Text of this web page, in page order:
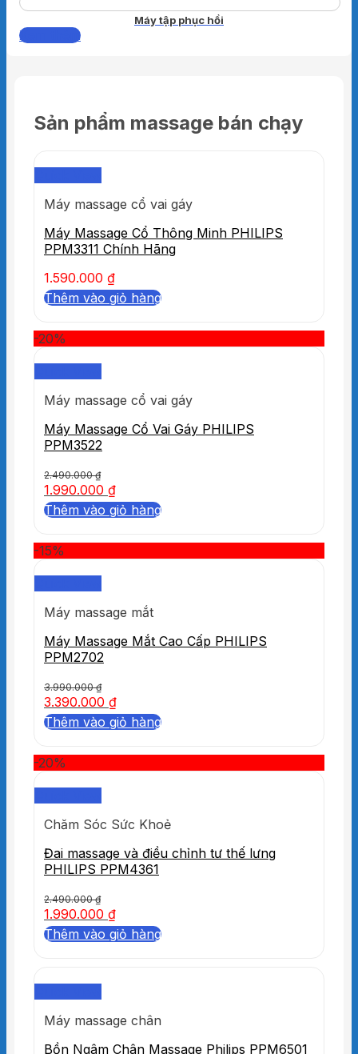
Máy tập phục hồi
Xem thêm
Sản phẩm massage bán chạy
Máy massage cổ vai gáy
Máy Massage Cổ Thông Minh PHILIPS
PPM3311 Chính Hãng
1.590.000 ₫
Thêm vào giỏ hàng
-20%
Máy massage cổ vai gáy
Máy Massage Cổ Vai Gáy PHILIPS
PPM3522
2.490.000₫
1.990.000 ₫
Thêm vào giỏ hàng
-15%
Máy massage mắt
Máy Massage Mắt Cao Cấp PHILIPS
PPM2702
3.990.000₫
3.390.000 ₫
Thêm vào giỏ hàng
-20%
Chăm Sóc Sức Khoẻ
Đai massage và điều chỉnh tư thế lưng
PHILIPS PPM4361
2.490.000₫
1.990.000 ₫
Thêm vào giỏ hàng
Máy massage chân
Bồn Ngâm Chân Massage Philips PPM6501